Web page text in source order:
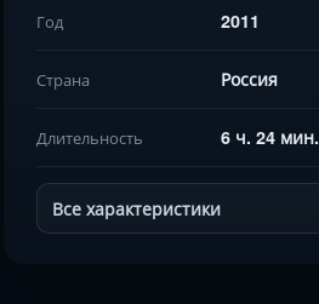
Год 2011
Страна Россия
Длительность 6 ч. 24 мин.
Все характеристики